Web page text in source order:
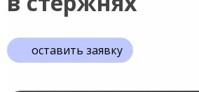
оставить заявку